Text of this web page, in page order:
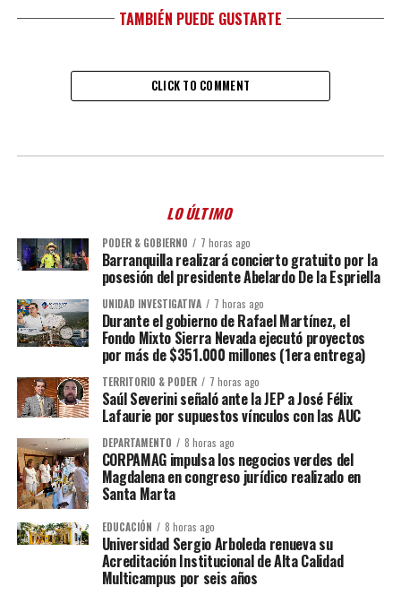
TAMBIÉN PUEDE GUSTARTE
CLICK TO COMMENT
LO ÚLTIMO
PODER & GOBIERNO 7 horas ago
Barranquilla realizará concierto gratuito por la
posesión del presidente Abelardo De la Espriella
UNIDAD INVESTIGATIVA 7 horas ago
Durante el gobierno de Rafael Martínez, el
Fondo Mixto Sierra Nevada ejecutó proyectos
por más de $351.000 millones (1era entrega)
TERRITORIO & PODER 7 horas ago
Saúl Severini señaló ante la JEP a José Félix
Lafaurie por supuestos vínculos con las AUC
DEPARTAMENTO 8 horas ago
CORPAMAG impulsa los negocios verdes del
Magdalena en congreso jurídico realizado en
Santa Marta
EDUCACIÓN 8 horas ago
Universidad Sergio Arboleda renueva su
Acreditación Institucional de Alta Calidad
Multicampus por seis años